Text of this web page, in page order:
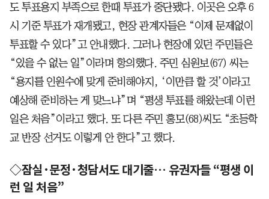
도 투표용지 부족으로 한때 투표가 중단됐다. 이곳은 오후 6
시 기준 투표가 재개됐고, 현장 관계자들은 “이제 문제없이
투표할 수 있다”고 안내했다. 그러나 현장에 있던 주민들은
“있을 수 없는 일”이라며 항의했다. 주민 심원보(67) 씨는
“용지를 인원수에 맞게 준비해야지, ‘이만큼 할 것’이라고
예상해 준비하는 게 맞느냐”며 “평생 투표를 해왔는데 이런
일은 처음”이라고 했다. 또 다른 주민 홍모(68)씨도 “초등학
교 반장 선거도 이렇게 안 한다”고 했다.
◇잠실·문정·청담서도 대기줄… 유권자들 “평생 이
런 일 처음”